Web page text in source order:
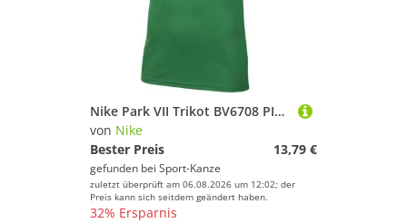
Nike Park VII Trikot BV6708 PINE GREEN/WHITE S
von Nike
Bester Preis
13,79 €
gefunden bei Sport-Kanze
zuletzt überprüft am 06.08.2026 um 12:02; der
Preis kann sich seitdem geändert haben.
32% Ersparnis